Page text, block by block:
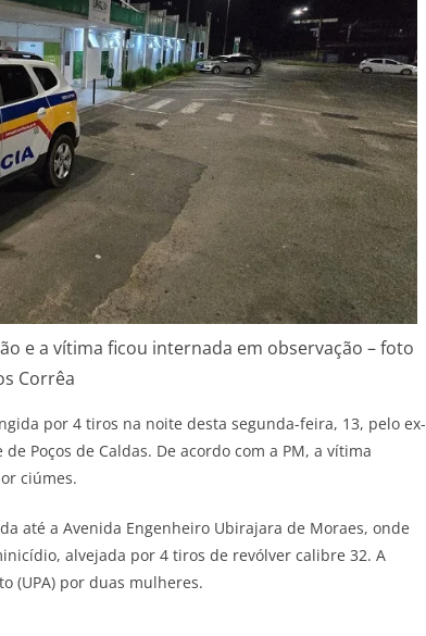
e a vítima ficou internada em observação – foto
Corrêa
por 4 tiros na noite desta segunda-feira, 13, pelo ex-
Poços de Caldas. De acordo com a PM, a vítima
ciúmes.
até a Avenida Engenheiro Ubirajara de Moraes, onde
alvejada por 4 tiros de revólver calibre 32. A
(UPA) por duas mulheres.